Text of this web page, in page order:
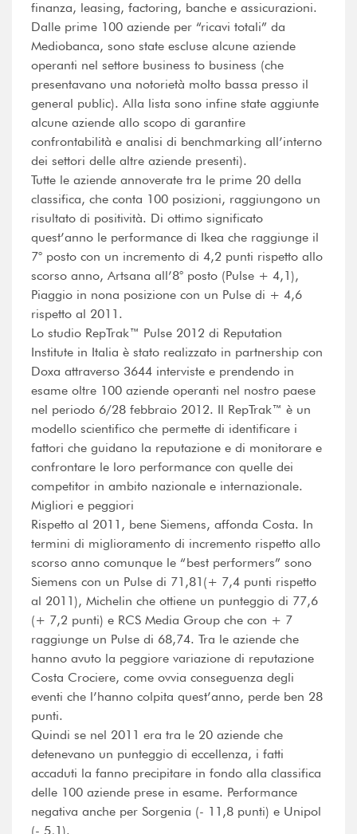
finanza, leasing, factoring, banche e assicurazioni.
Dalle prime 100 aziende per “ricavi totali” da
Mediobanca, sono state escluse alcune aziende
operanti nel settore business to business (che
presentavano una notorietà molto bassa presso il
general public). Alla lista sono infine state aggiunte
alcune aziende allo scopo di garantire
confrontabilità e analisi di benchmarking all’interno
dei settori delle altre aziende presenti).
Tutte le aziende annoverate tra le prime 20 della
classifica, che conta 100 posizioni, raggiungono un
risultato di positività. Di ottimo significato
quest’anno le performance di Ikea che raggiunge il
7° posto con un incremento di 4,2 punti rispetto allo
scorso anno, Artsana all’8° posto (Pulse + 4,1),
Piaggio in nona posizione con un Pulse di + 4,6
rispetto al 2011.
Lo studio RepTrak™ Pulse 2012 di Reputation
Institute in Italia è stato realizzato in partnership con
Doxa attraverso 3644 interviste e prendendo in
esame oltre 100 aziende operanti nel nostro paese
nel periodo 6/28 febbraio 2012. Il RepTrak™ è un
modello scientifico che permette di identificare i
fattori che guidano la reputazione e di monitorare e
confrontare le loro performance con quelle dei
competitor in ambito nazionale e internazionale.
Migliori e peggiori
Rispetto al 2011, bene Siemens, affonda Costa. In
termini di miglioramento di incremento rispetto allo
scorso anno comunque le “best performers” sono
Siemens con un Pulse di 71,81(+ 7,4 punti rispetto
al 2011), Michelin che ottiene un punteggio di 77,6
(+ 7,2 punti) e RCS Media Group che con + 7
raggiunge un Pulse di 68,74. Tra le aziende che
hanno avuto la peggiore variazione di reputazione
Costa Crociere, come ovvia conseguenza degli
eventi che l’hanno colpita quest’anno, perde ben 28
punti.
Quindi se nel 2011 era tra le 20 aziende che
detenevano un punteggio di eccellenza, i fatti
accaduti la fanno precipitare in fondo alla classifica
delle 100 aziende prese in esame. Performance
negativa anche per Sorgenia (- 11,8 punti) e Unipol
(- 5,1).